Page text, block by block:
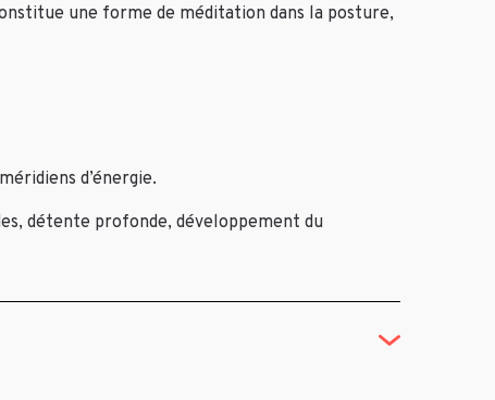
une forme de méditation dans la posture,
d’énergie.
détente profonde, développement du